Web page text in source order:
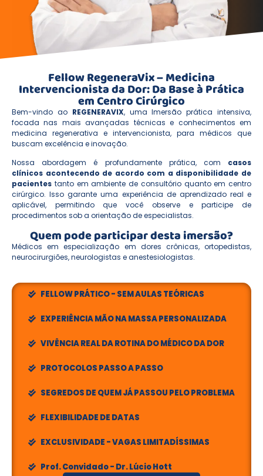
Fellow RegeneraVix – Medicina
Intervencionista da Dor: Da Base à Prática
em Centro Cirúrgico
Bem-vindo ao REGENERAVIX, uma Imersão prática intensiva,
focada nas mais avançadas técnicas e conhecimentos em
medicina regenerativa e intervencionista, para médicos que
buscam excelência e inovação.
Nossa abordagem é profundamente prática, com casos
clínicos acontecendo de acordo com a disponibilidade de
pacientes tanto em ambiente de consultório quanto em centro
cirúrgico. Isso garante uma experiência de aprendizado real e
aplicável, permitindo que você observe e participe de
procedimentos sob a orientação de especialistas.
Quem pode participar desta imersão?
Médicos em especialização em dores crônicas, ortopedistas,
neurocirurgiões, neurologistas e anestesiologistas.
FELLOW PRÁTICO - SEM AULAS TEÓRICAS
EXPERIÊNCIA MÃO NA MASSA PERSONALIZADA
VIVÊNCIA REAL DA ROTINA DO MÉDICO DA DOR
PROTOCOLOS PASSO A PASSO
SEGREDOS DE QUEM JÁ PASSOU PELO PROBLEMA
FLEXIBILIDADE DE DATAS
EXCLUSIVIDADE - VAGAS LIMITADÍSSIMAS
Prof. Convidado - Dr. Lúcio Hott